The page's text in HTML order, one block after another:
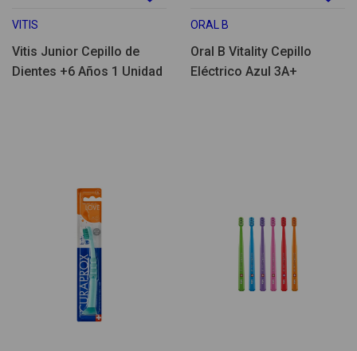
VITIS
Vitis Junior Cepillo de
Dientes +6 Años 1 Unidad
ORAL B
Oral B Vitality Cepillo
Eléctrico Azul 3A+